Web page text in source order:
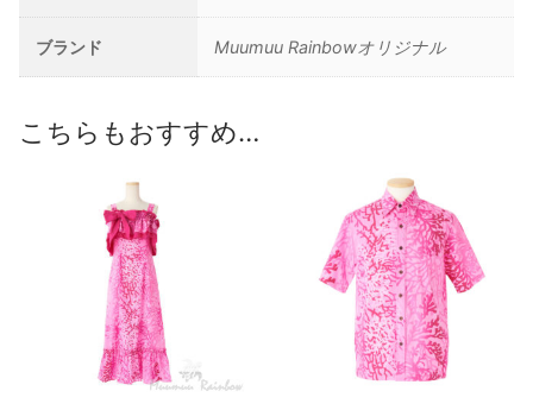
ブランド Muumuu Rainbowオリジナル
こちらもおすすめ…